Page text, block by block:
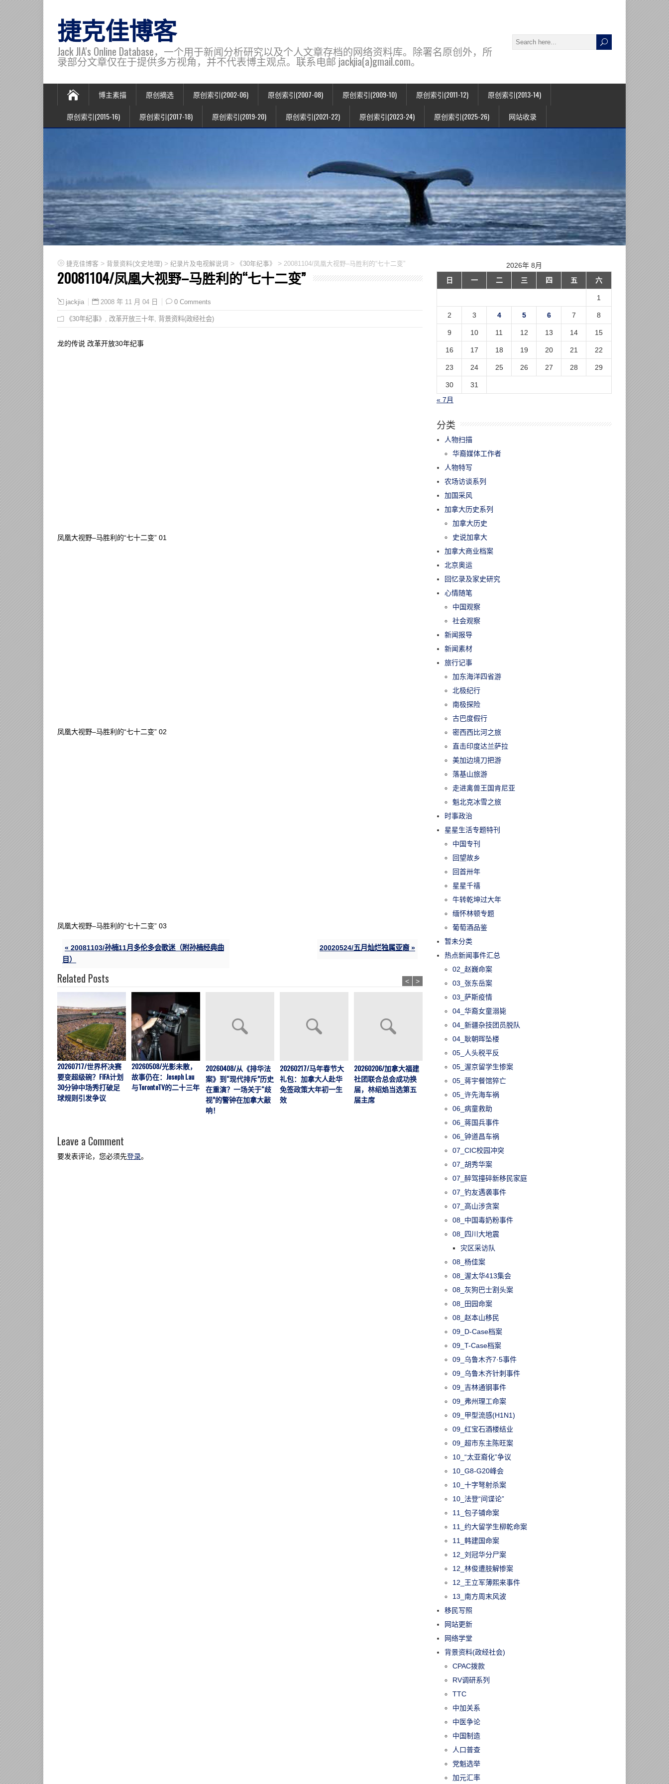
捷克佳博客
Jack JIA's Online Database，一个用于新闻分析研究以及个人文章存档的网络资料库。除署名原创外，所
录部分文章仅在于提供多方视角，并不代表博主观点。联系电邮 jackjia(a)gmail.com。
博主素描 原创摘选 原创索引(2002-06) 原创索引(2007-08) 原创索引(2009-10) 原创索引(2011-12) 原创索引(2013-14)
原创索引(2015-16) 原创索引(2017-18) 原创索引(2019-20) 原创索引(2021-22) 原创索引(2023-24) 原创索引(2025-26) 网站收录
捷克佳博客 > 背景资料(文史地理) > 纪录片及电视解说词 > 《30年纪事》 > 20081104/凤凰大视野–马胜利的“七十二变”
20081104/凤凰大视野–马胜利的“七十二变”
jackjia 2008 年 11 月 04 日 0 Comments
《30年纪事》 改革开放三十年 背景资料(政经社会)
龙的传说 改革开放30年纪事
凤凰大视野–马胜利的“七十二变” 01
凤凰大视野–马胜利的“七十二变” 02
凤凰大视野–马胜利的“七十二变” 03
« 20081103/孙楠11月多伦多会歌迷（附孙楠经典曲
目）
20020524/五月灿烂独属亚裔 »
Related Posts
20260717/世界杯决赛
要变超级碗？FIFA计划
30分钟中场秀打破足
球规则引发争议
20260508/光影未散，
故事仍在：Joseph Lau
与TorontoTV的二十三年
20260408/从《排华法
案》到“现代排斥”历史
在重演？一场关于“歧
视”的警钟在加拿大敲
响！
20260217/马年春节大
礼包：加拿大人赴华
免签政策大年初一生
效
20260206/加拿大福建
社团联合总会成功换
届，林绍焰当选第五
届主席
20260113/时代落幕！
运营33年的《明报》
加拿大版1月17日停
刊，永久关闭
< >
Leave a Comment
要发表评论，您必须先登录。
2026年 8月
日
一 二 三 四 五 六
1
2 3 4 5 6 7 8
9 10 11 12 13 14 15
16 17 18 19 20 21 22
23 24 25 26 27 28 29
30
31
« 7月
分类
人物扫描
华裔媒体工作者
人物特写
农场访谈系列
加国采风
加拿大历史系列
加拿大历史
史说加拿大
加拿大商业档案
北京奥运
回忆录及家史研究
心情随笔
中国观察
社会观察
新闻报导
新闻素材
旅行记事
加东海洋四省游
北极纪行
南极探险
古巴度假行
密西西比河之旅
直击印度达兰萨拉
美加边境刀把游
落基山旅游
走进禽兽王国肯尼亚
魁北克冰雪之旅
时事政治
星星生活专题特刊
中国专刊
回望故乡
回首卅年
星星千禧
牛转乾坤过大年
缅怀林顿专题
葡萄酒品鉴
暂未分类
热点新闻事件汇总
02_赵巍命案
03_张东岳案
03_萨斯疫情
04_华裔女童溺毙
04_新疆杂技团员脱队
04_耿朝晖坠楼
05_人头税平反
05_渥京留学生惨案
05_蒋宇餐馆猝亡
05_许先海车祸
06_病童救助
06_蒋国兵事件
06_钟道昌车祸
07_CIC校园冲突
07_胡秀华案
07_醉驾撞碎新移民家庭
07_钓友遇袭事件
07_高山涉贪案
08_中国毒奶粉事件
08_四川大地震
灾区采访队
08_杨佳案
08_渥太华413集会
08_灰狗巴士割头案
08_田园命案
08_赵本山移民
09_D-Case档案
09_T-Case档案
09_乌鲁木齐7·5事件
09_乌鲁木齐针刺事件
09_吉林通钢事件
09_弗州理工命案
09_甲型流感(H1N1)
09_红宝石酒楼结业
09_超市东主陈旺案
10_“太亚裔化”争议
10_G8-G20峰会
10_十字弩射杀案
10_法登“间谍论”
11_包子铺命案
11_约大留学生柳乾命案
11_韩建国命案
12_刘冠华分尸案
12_林俊遭肢解惨案
12_王立军薄熙来事件
13_南方周末风波
移民写照
网站更新
网络学堂
背景资料(政经社会)
CPAC拨款
RV调研系列
TTC
中加关系
中医争论
中国制造
人口普查
党魁选举
加元汇率